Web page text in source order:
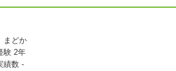
どか
験 2年
績数 -